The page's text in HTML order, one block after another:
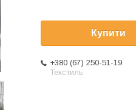
Купити
+380 (67) 250-51-19
Текстиль